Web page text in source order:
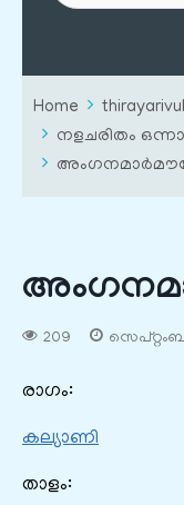
Home
നളചരിതം
209
രാഗം:
കല്യാണി
താളം: